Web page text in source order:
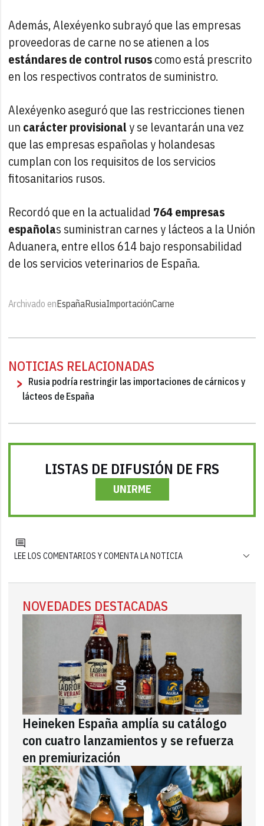
Además, Alexéyenko subrayó que las empresas
proveedoras de carne no se atienen a los
estándares de control rusoscomo está prescrito
en los respectivos contratos de suministro.
Alexéyenko aseguró que las restricciones tienen
un carácter provisionaly se levantarán una vez
que las empresas españolas y holandesas
cumplan con los requisitos de los servicios
fitosanitarios rusos.
Recordó que en la actualidad 764 empresas
españolas suministran carnes y lácteos a la Unión
Aduanera, entre ellos 614 bajo responsabilidad
de los servicios veterinarios de España.
Archivado enEspañaRusiaImportaciónCarne
NOTICIAS RELACIONADAS
Rusia podría restringir las importaciones de cárnicos y
lácteos de España
LISTAS DE DIFUSIÓN DE FRS
UNIRME
LEE LOS COMENTARIOS Y COMENTA LA NOTICIA
NOVEDADES DESTACADAS
Heineken España amplía su catálogo
con cuatro lanzamientos y se refuerza
en premiurización